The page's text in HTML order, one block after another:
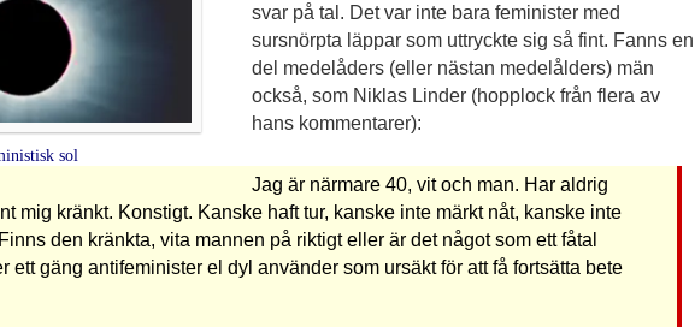
sol
svar på tal. Det var inte bara feminister med
sursnörpta läppar som uttryckte sig så fint. Fanns en
del medelåders (eller nästan medelålders) män
också, som Niklas Linder (hopplock från flera av
hans kommentarer):
Jag är närmare 40, vit och man. Har aldrig
mig kränkt. Konstigt. Kanske haft tur, kanske inte märkt nåt, kanske inte
den kränkta, vita mannen på riktigt eller är det något som ett fåtal
ett gäng antifeminister el dyl använder som ursäkt för att få fortsätta bete